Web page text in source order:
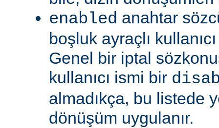
enabled anahtar
boşluk ayraçlı
Genel bir iptal
kullanıcı ismi bir
almadıkça, bu listede
dönüşüm uygulanır.